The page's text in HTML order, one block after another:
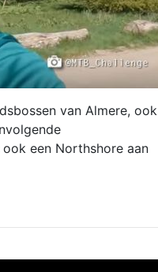
van Almere, ook
een Northshore aan